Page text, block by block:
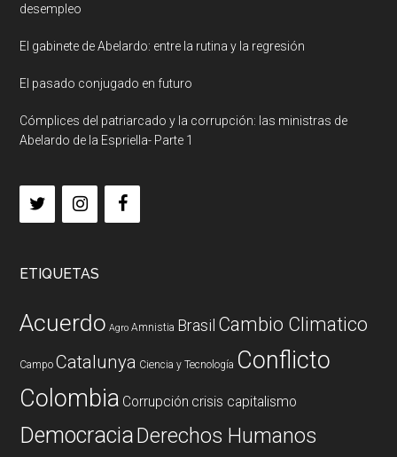
desempleo
El gabinete de Abelardo: entre la rutina y la regresión
El pasado conjugado en futuro
Cómplices del patriarcado y la corrupción: las ministras de
Abelardo de la Espriella- Parte 1
ETIQUETAS
Acuerdo Agro Amnistia Brasil Cambio Climatico
Campo Catalunya Ciencia y Tecnología Conflicto
Colombia Corrupción crisis capitalismo
DemocraciaDerechos Humanos